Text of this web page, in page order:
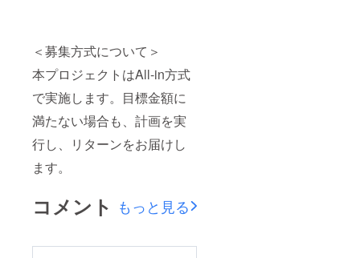
＜募集方式について＞
本プロジェクトはAll-in方式
で実施します。目標金額に
満たない場合も、計画を実
行し、リターンをお届けし
ます。
コメント もっと見る